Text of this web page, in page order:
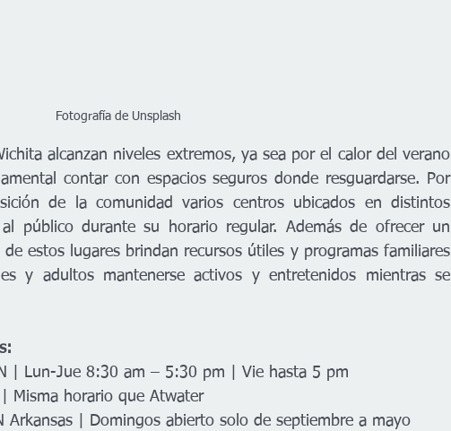
Fotografía de Unsplash
alcanzan niveles extremos, ya sea por el calor del verano
contar con espacios seguros donde resguardarse. Por
de la comunidad varios centros ubicados en distintos
público durante su horario regular. Además de ofrecer un
estos lugares brindan recursos útiles y programas familiares
y adultos mantenerse activos y entretenidos mientras se
| Lun-Jue 8:30 am – 5:30 pm | Vie hasta 5 pm
Misma horario que Atwater
Arkansas | Domingos abierto solo de septiembre a mayo